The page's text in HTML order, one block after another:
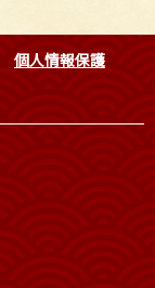
個人情報保護